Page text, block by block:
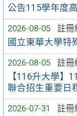
公告115學年度
2026-08-05
註冊
國立東華大學特
2026-08-05
註冊
【116升大學】
聯合招生重要日
2026-07-31
註冊